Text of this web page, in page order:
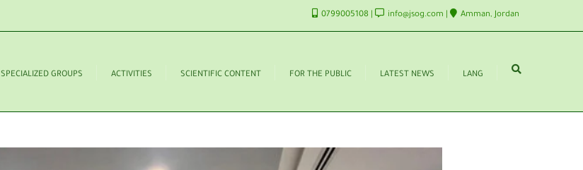
0799005108 info@jsog.com Amman, Jordan
SPECIALIZED GROUPS ACTIVITIES SCIENTIFIC CONTENT FOR THE PUBLIC LATEST NEWS LANG